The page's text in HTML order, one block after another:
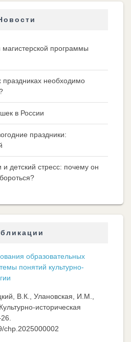
программы
праздниках необходимо
в России
праздники:
детский стресс: почему он
образовательных
понятий культурно-
В.К., Улановская, И.М.,
историческая
chp.2025000002